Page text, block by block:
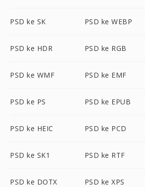
PSD ke SK PSD ke WEBP
PSD ke HDR PSD ke RGB
PSD ke WMF PSD ke EMF
PSD ke PS PSD ke EPUB
PSD ke HEIC PSD ke PCD
PSD ke SK1 PSD ke RTF
PSD ke DOTX PSD ke XPS